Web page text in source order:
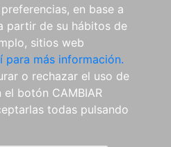
en base a
partir de su hábitos de
sitios web
para más información.
o rechazar el uso de
botón CAMBIAR
todas pulsando